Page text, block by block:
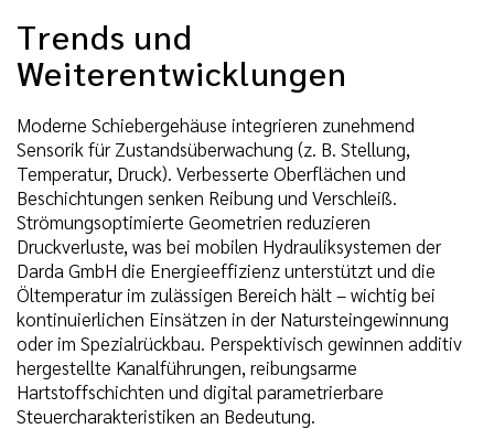
Trends und
Weiterentwicklungen
Moderne Schiebergehäuse integrieren zunehmend
Sensorik für Zustandsüberwachung (z. B. Stellung,
Temperatur, Druck). Verbesserte Oberflächen und
Beschichtungen senken Reibung und Verschleiß.
Strömungsoptimierte Geometrien reduzieren
Druckverluste, was bei mobilen Hydrauliksystemen der
Darda GmbH die Energieeffizienz unterstützt und die
Öltemperatur im zulässigen Bereich hält – wichtig bei
kontinuierlichen Einsätzen in der Natursteingewinnung
oder im Spezialrückbau. Perspektivisch gewinnen additiv
hergestellte Kanalführungen, reibungsarme
Hartstoffschichten und digital parametrierbare
Steuercharakteristiken an Bedeutung.